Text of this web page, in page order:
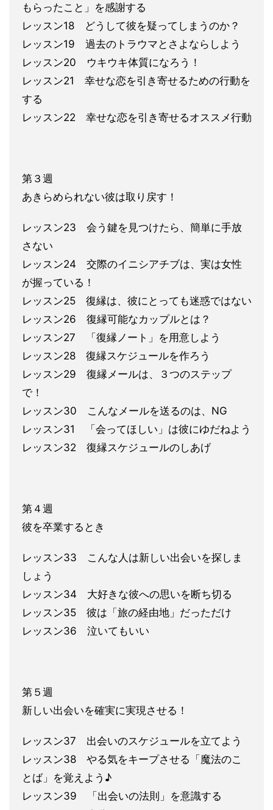
もら ったこと」を感謝する
レッスン18 どうして彼を疑ってしまうのか？
レッス ン19 過去のトラウマとさよならしよう
レッスン20 ウキウキ体質になろう！
レッスン21 幸せな恋を引き寄せるための行動を
する
レッスン22 幸せな恋を引き寄せるオススメ行動
第３週
あきらめられない彼は取り戻す！
レッスン23 会う鍵を見つけたら、簡単に手放
さない
レッスン24 交際のイニシアチブは、実は女性
が握っている！
レッスン25 復縁は、彼にとっても迷惑ではない
レッスン26 復縁可能なカ ップルとは？
レッスン27 「復縁ノート」を用意しよう
レッスン28 復縁スケジュ ールを作ろう
レッスン29 復縁メールは、３つのステップ
で！
レッスン30 こんなメールを送るのは、NG
レッスン31 「会ってほしい」は彼にゆだねよう
レッスン32 復縁スケジュールのしあげ
第４週
彼を卒業するとき
レッスン33 こんな人は新しい出会いを探しま
しょう
レッスン34 大好きな彼への思いを断ち切る
レッスン35 彼は「旅の経由地」だっただけ
レッスン36 泣いてもいい
第５週
新しい出会いを確実に実現させる！
レッスン37 出会いのスケジュールを立てよう
レッスン38 やる気をキープさせる「魔法のこ
とば」を覚えよう♪
レッスン39 「出会いの法則」を意識する